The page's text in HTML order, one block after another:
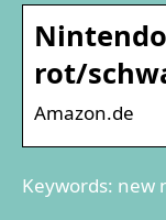
Nintendo
rot/
Amazon.de
Keywords: new